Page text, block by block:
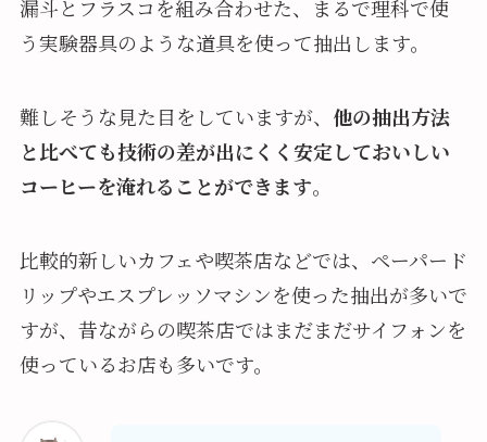
漏斗とフラスコを組み合わせた、まるで理科で使
う実験器具のような道具を使って抽出します。
難しそうな見た目をしていますが、 他の抽出方法
と比べても技術の差が出にくく安定しておいしい
コーヒーを淹れることができます。
比較的新しいカフェや喫茶店などでは、ペーパード
リップやエスプレッソマシンを使った抽出が多いで
すが、昔ながらの喫茶店ではまだまだサイフォンを
使っているお店も多いです。